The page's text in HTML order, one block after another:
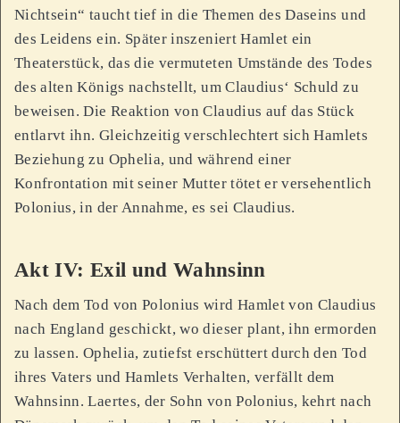
Nichtsein“ taucht tief in die Themen des Daseins und
des Leidens ein. Später inszeniert Hamlet ein
Theaterstück, das die vermuteten Umstände des Todes
des alten Königs nachstellt, um Claudius‘ Schuld zu
beweisen. Die Reaktion von Claudius auf das Stück
entlarvt ihn. Gleichzeitig verschlechtert sich Hamlets
Beziehung zu Ophelia, und während einer
Konfrontation mit seiner Mutter tötet er versehentlich
Polonius, in der Annahme, es sei Claudius.
Akt IV: Exil und Wahnsinn
Nach dem Tod von Polonius wird Hamlet von Claudius
nach England geschickt, wo dieser plant, ihn ermorden
zu lassen. Ophelia, zutiefst erschüttert durch den Tod
ihres Vaters und Hamlets Verhalten, verfällt dem
Wahnsinn. Laertes, der Sohn von Polonius, kehrt nach